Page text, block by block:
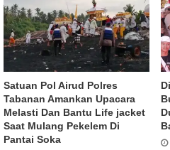
Satuan Pol Airud Polres
Tabanan Amankan Upacara
Melasti Dan Bantu Life jacket
Saat Mulang Pekelem Di
Pantai Soka